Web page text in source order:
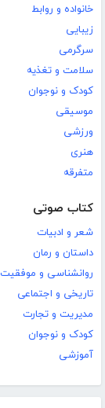
خانواده و روابط
زیبایی
سرگرمی
سلامت و تغذیه
کودک و نوجوان
موسیقی
ورزشی
هنری
متفرقه
کتاب صوتی
شعر و ادبیات
داستان و رمان
روانشناسی و موفقیت
تاریخی و اجتماعی
مدیریت و تجارت
کودک و نوجوان
آموزشی